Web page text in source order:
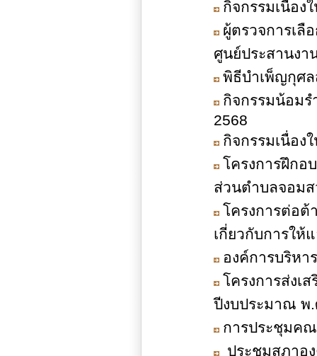
กิจกรรมเนื่อง
ผู้ตรวจการเลื
ศูนย์ประสานงา
พิธีบำเพ็ญกุศล
กิจกรรมน้อมร
2568
กิจกรรมเนื่อง
โครงการฝึกอ
ส่วนตำบลจอม
โครงการต่อต้
เกี่ยวกับการให้
องค์การบริห
โครงการส่งเ
ปีงบประมาณ พ.
การประชุมคณ
ประชุมสภาอ